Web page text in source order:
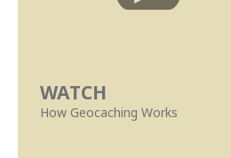
WATCH
How Geocaching Works